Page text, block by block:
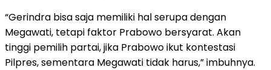
“Gerindra bisa saja memiliki hal serupa dengan
Megawati, tetapi faktor Prabowo bersyarat. Akan
tinggi pemilih partai, jika Prabowo ikut kontestasi
Pilpres, sementara Megawati tidak harus,” imbuhnya.